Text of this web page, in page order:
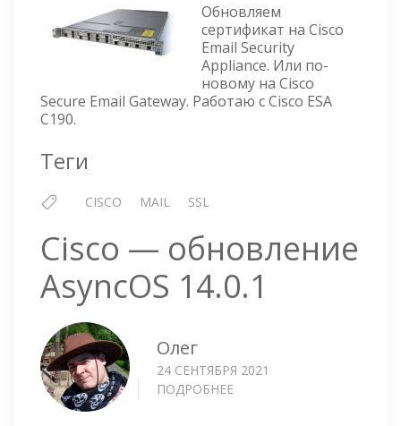
ОБНОВЛЕНИЕ
СЕРТИФИКАТА
Обновляем
сертификат на Cisco
Email Security
Appliance. Или по-
новому на Cisco
Secure Email Gateway. Работаю с Cisco ESA
C190.
Теги
CISCO MAIL SSL
Cisco — обновление
AsyncOS 14.0.1
Олег
24 СЕНТЯБРЯ 2021
ПОДРОБНЕЕ